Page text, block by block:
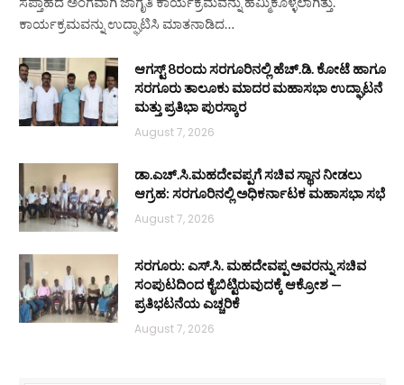
ಕಾರ್ಯಕ್ರಮವನ್ನು ಉದ್ಘಾಟಿಸಿ ಮಾತನಾಡಿದ…
ಆಗಸ್ಟ್ 8ರಂದು ಸರಗೂರಿನಲ್ಲಿ ಹೆಚ್.ಡಿ. ಕೋಟೆ ಹಾಗೂ
ಸರಗೂರು ತಾಲೂಕು ಮಾದರ ಮಹಾಸಭಾ ಉದ್ಘಾಟನೆ
ಮತ್ತು ಪ್ರತಿಭಾ ಪುರಸ್ಕಾರ
August 7, 2026
ಡಾ.ಎಚ್.ಸಿ.ಮಹದೇವಪ್ಪಗೆ ಸಚಿವ ಸ್ಥಾನ ನೀಡಲು
ಆಗ್ರಹ: ಸರಗೂರಿನಲ್ಲಿ ಅಧಿಕರ್ನಾಟಕ ಮಹಾಸಭಾ ಸಭೆ
August 7, 2026
ಸರಗೂರು: ಎಸ್.ಸಿ. ಮಹದೇವಪ್ಪ ಅವರನ್ನು ಸಚಿವ
ಸಂಪುಟದಿಂದ ಕೈಬಿಟ್ಟಿರುವುದಕ್ಕೆ ಆಕ್ರೋಶ —
ಪ್ರತಿಭಟನೆಯ ಎಚ್ಚರಿಕೆ
August 7, 2026